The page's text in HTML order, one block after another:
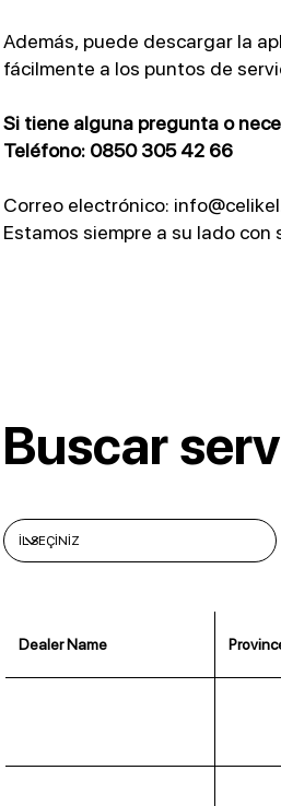
Además, puede descargar la
fácilmente a los puntos de
Si tiene alguna pregunta o
Teléfono: 0850 305 42 66
Correo electrónico:
Estamos siempre a su lado
Buscar
Dealer Name